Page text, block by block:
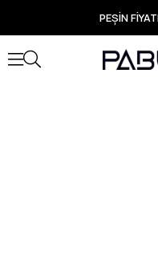
PEŞİN
TÜM
Yeni Sezon
Seçili